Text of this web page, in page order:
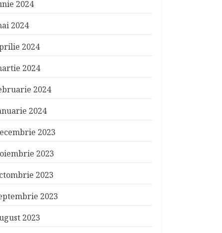
2024
2024
2024
2024
2024
2024
2023
2023
2023
2023
2023